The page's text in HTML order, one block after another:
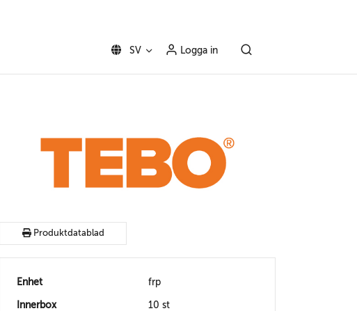
SV Logga in
Produktdatablad
Enhet frp
Innerbox 10 st